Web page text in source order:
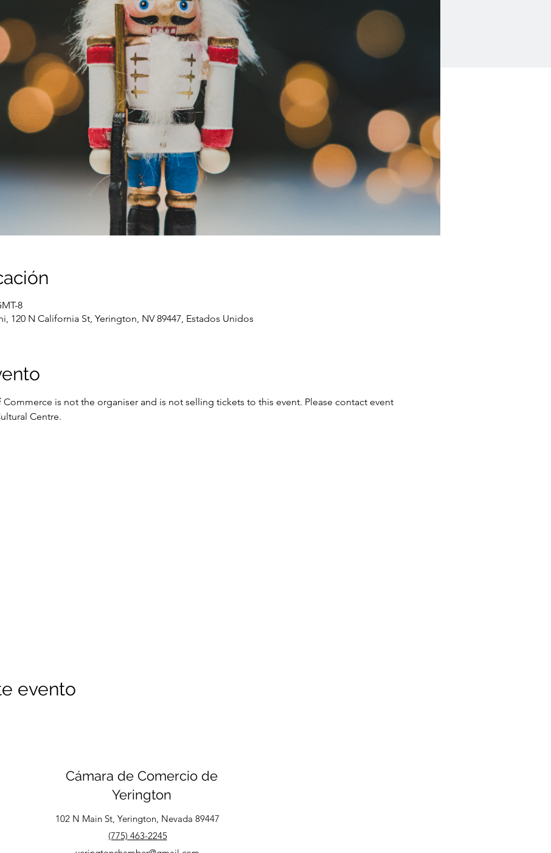
8
120 N California St, Yerington, NV 89447, Estados Unidos
is not the organiser and is not selling tickets to this event. Please contact event
Centre.
evento
Cámara de Comercio de
Yerington
102 N Main St, Yerington, Nevada 89447
(775) 463-2245